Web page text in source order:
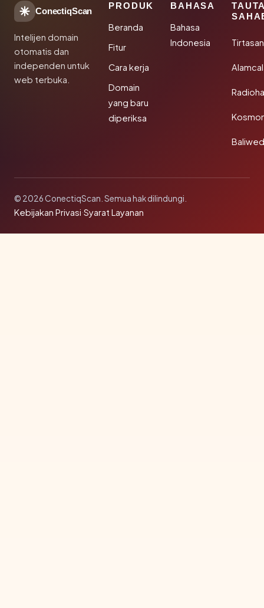
ConectiqScan
Intelijen domain
otomatis dan
independen untuk
web terbuka.
PRODUK
Beranda
Fitur
Cara kerja
Domain
yang baru
diperiksa
BAHASA
Bahasa
Indonesia
© 2026 ConectiqScan. Semua hak dilindungi.
Kebijakan Privasi·Syarat Layanan